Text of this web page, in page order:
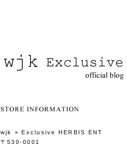
wjk × Exclusive HERBIS ENT
〒530-0001